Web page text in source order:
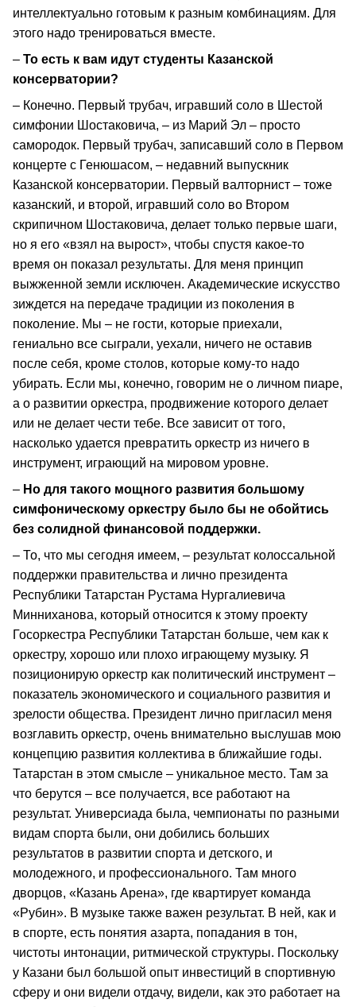
интеллектуально готовым к разным комбинациям. Для
этого надо тренироваться вместе.
– То есть к вам идут студенты Казанской
консерватории?
– Конечно. Первый трубач, игравший соло в Шестой
симфонии Шостаковича, – из Марий Эл – просто
самородок. Первый трубач, записавший соло в Первом
концерте с Генюшасом, – недавний выпускник
Казанской консерватории. Первый валторнист – тоже
казанский, и второй, игравший соло во Втором
скрипичном Шостаковича, делает только первые шаги,
но я его «взял на вырост», чтобы спустя какое-то
время он показал результаты. Для меня принцип
выжженной земли исключен. Академические искусство
зиждется на передаче традиции из поколения в
поколение. Мы – не гости, которые приехали,
гениально все сыграли, уехали, ничего не оставив
после себя, кроме столов, которые кому-то надо
убирать. Если мы, конечно, говорим не о личном пиаре,
а о развитии оркестра, продвижение которого делает
или не делает чести тебе. Все зависит от того,
насколько удается превратить оркестр из ничего в
инструмент, играющий на мировом уровне.
– Но для такого мощного развития большому
симфоническому оркестру было бы не обойтись
без солидной финансовой поддержки.
– То, что мы сегодня имеем, – результат колоссальной
поддержки правительства и лично президента
Республики Татарстан Рустама Нургалиевича
Минниханова, который относится к этому проекту
Госоркестра Республики Татарстан больше, чем как к
оркестру, хорошо или плохо играющему музыку. Я
позиционирую оркестр как политический инструмент –
показатель экономического и социального развития и
зрелости общества. Президент лично пригласил меня
возглавить оркестр, очень внимательно выслушав мою
концепцию развития коллектива в ближайшие годы.
Татарстан в этом смысле – уникальное место. Там за
что берутся – все получается, все работают на
результат. Универсиада была, чемпионаты по разными
видам спорта были, они добились больших
результатов в развитии спорта и детского, и
молодежного, и профессионального. Там много
дворцов, «Казань Арена», где квартирует команда
«Рубин». В музыке также важен результат. В ней, как и
в спорте, есть понятия азарта, попадания в тон,
чистоты интонации, ритмической структуры. Поскольку
у Казани был большой опыт инвестиций в спортивную
сферу и они видели отдачу, видели, как это работает на